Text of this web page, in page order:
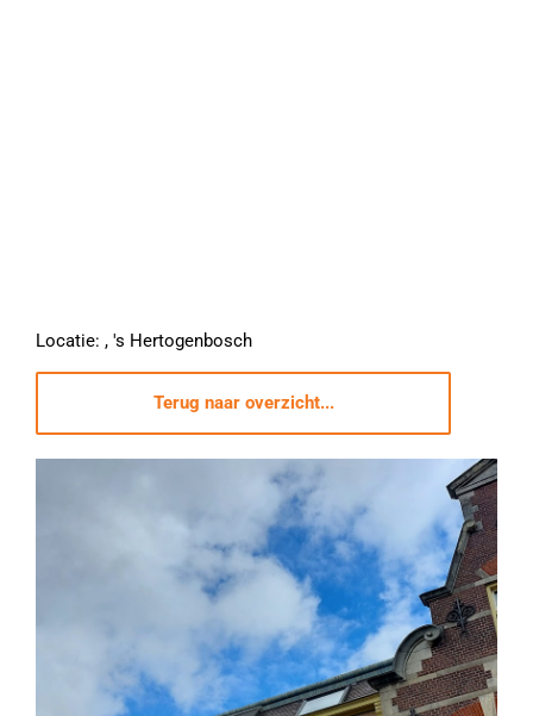
Locatie: , 's Hertogenbosch
Terug naar overzicht...